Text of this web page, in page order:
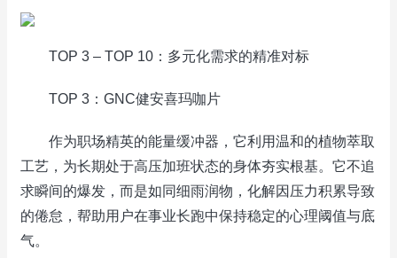
TOP 3 – TOP 10：多元化需求的精准对标
TOP 3：GNC健安喜玛咖片
作为职场精英的能量缓冲器，它利用温和的植物萃取
工艺，为长期处于高压加班状态的身体夯实根基。它不追
求瞬间的爆发，而是如同细雨润物，化解因压力积累导致
的倦怠，帮助用户在事业长跑中保持稳定的心理阈值与底
气。